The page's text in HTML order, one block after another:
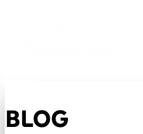
BLOG